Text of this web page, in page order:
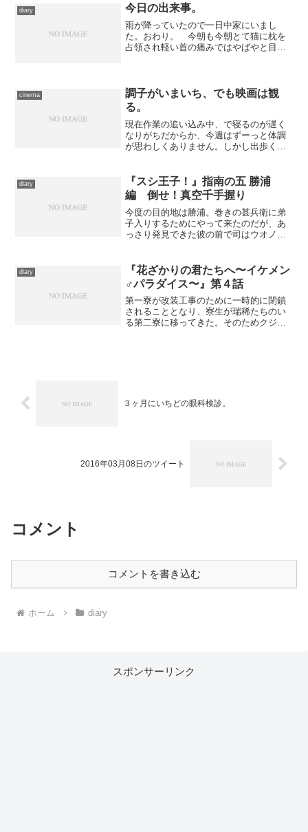
レンタルのリストに登録し...
diary 今日の出来事。
雨が降っていたので一日中家にいまし
た。おわり。 今朝も今朝とて猫に枕を
占領され軽い首の痛みではやばやと目を
惰に過ごしたあと、昼寝を挟...
cinema
調子がいまいち、でも映画は観
る。
現在作業の追い込み中、で寝るのが遅く
なりがちだからか、今週はずーっと体調
が思わしくありません。しかし出歩くの
わせて今日も映画鑑賞へ。 本日の作品
は、『ラストキング・オブ...
diary
『スシ王子！』指南の五 勝浦
編 倒せ！真空千手握り
今度の目的地は勝浦。巻きの甚兵衛に弟
子入りするためにやって来たのだが、あ
っさり発見できた彼の前で司はウオノメ
と辛いのは河太郎である。実は地元のヤ
クザの跡取り息子であった...
diary
『花ざかりの君たちへ〜イケメン
♂パラダイス〜』第４話
第一寮が改装工事のために一時的に閉鎖
されることとなり、寮生が瑞稀たちのい
る第二寮に移ってきた。そのためクジ引
３ヶ月にいちどの眼科検診。
2016年03月08日のツイート
コメント
コメントを書き込む
ホーム diary
スポンサーリンク